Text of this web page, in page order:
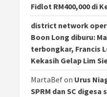
Fidlot RM400,000 di
district network
Boon Long diburu:
terbongkar, Francis
Kekasih Gelap Lim
MartaBefon Urus
SPRM dan SC